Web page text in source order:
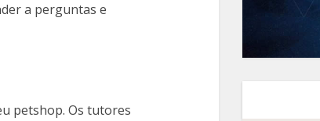
a perguntas e
petshop. Os tutores